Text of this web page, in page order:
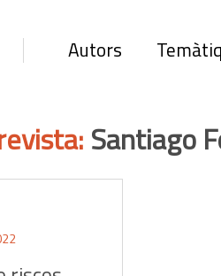
Autors
Santiago